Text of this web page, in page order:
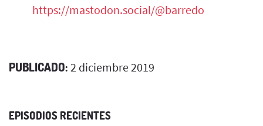
https://mastodon.social/@barredo
PUBLICADO: 2 diciembre 2019
EPISODIOS RECIENTES